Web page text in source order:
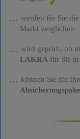
werden für Sie
Markt verglichen
wird geprüft, ob
LAKRA für Sie
können Sie für